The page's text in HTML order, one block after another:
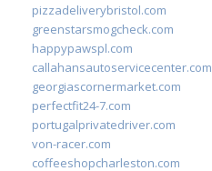
pizzadeliverybristol.com
greenstarsmogcheck.com
happypawspl.com
callahansautoservicecenter.com
georgiascornermarket.com
perfectfit24-7.com
portugalprivatedriver.com
von-racer.com
coffeeshopcharleston.com